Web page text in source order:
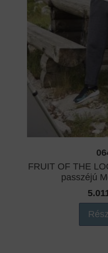
FRUIT OF THE
passzéjú